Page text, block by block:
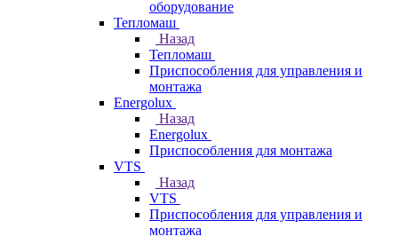
оборудование
Тепломаш
Назад
Тепломаш
Приспособления для управления и
монтажа
Energolux
Назад
Energolux
Приспособления для монтажа
VTS
Назад
VTS
Приспособления для управления и
монтажа